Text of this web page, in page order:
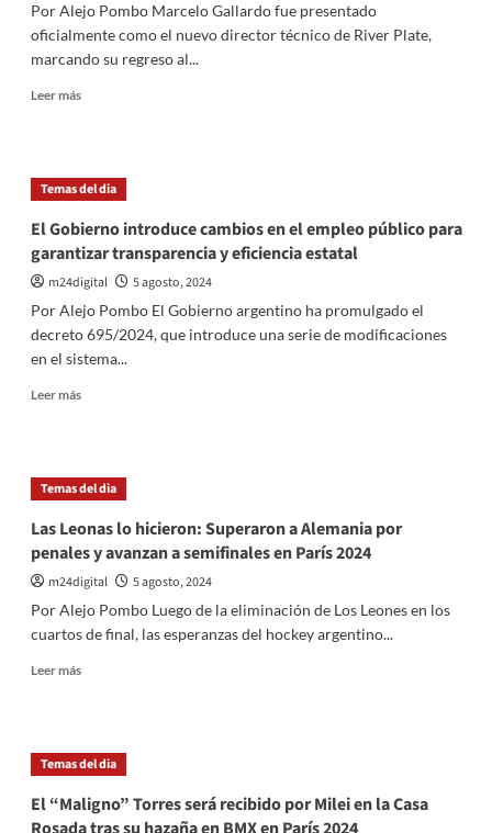
Gobierno
el
impacto
menor
Por Alejo Pombo Marcelo Gallardo fue presentado
oficialmente como el nuevo director técnico de River Plate,
marcando su regreso al...
Leer másLeer
regreso
del
Marcelo
Gallardo
vuelve
River
Plate
para
nuevo
Temas del dia
El Gobierno introduce cambios en el empleo público para
garantizar transparencia y eficiencia estatal
m24digital
5 agosto, 2024
Por Alejo Pombo El Gobierno argentino ha promulgado el
decreto 695/2024, que introduce una serie de modificaciones
en el sistema...
Leer másLeer
Gobierno
introduce
en
el
empleo
para
garantizar
Temas del dia
Las Leonas lo hicieron: Superaron a Alemania por
penales y avanzan a semifinales en París 2024
m24digital
5 agosto, 2024
Por Alejo Pombo Luego de la eliminación de Los Leones en los
cuartos de final, las esperanzas del hockey argentino...
Leer másLeer
Leonas
lo
Superaron
Temas del dia
El “Maligno” Torres será recibido por Milei en la Casa